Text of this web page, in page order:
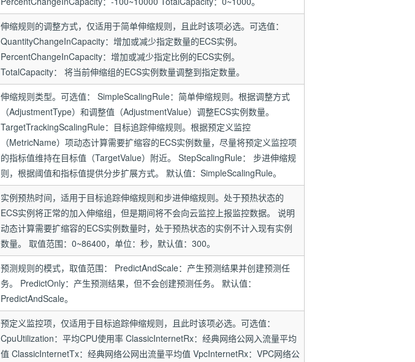
伸缩规则的调整方式，仅适用于简单伸缩规则，且此时该项必选。可选值：
QuantityChangeInCapacity：增加或减少指定数量的ECS实例。
PercentChangeInCapacity：增加或减少指定比例的ECS实例。
TotalCapacity： 将当前伸缩组的ECS实例数量调整到指定数量。
伸缩规则类型。可选值： SimpleScalingRule：简单伸缩规则。根据调整方式
（AdjustmentType）和调整值（AdjustmentValue）调整ECS实例数量。
TargetTrackingScalingRule：目标追踪伸缩规则。根据预定义监控
（MetricName）项动态计算需要扩缩容的ECS实例数量，尽量将预定义监控项
的指标值维持在目标值（TargetValue）附近。 StepScalingRule： 步进伸缩规
则，根据阈值和指标值提供分步扩展方式。 默认值：SimpleScalingRule。
实例预热时间，适用于目标追踪伸缩规则和步进伸缩规则。处于预热状态的
ECS实例将正常的加入伸缩组，但是期间将不会向云监控上报监控数据。 说明
动态计算需要扩缩容的ECS实例数量时，处于预热状态的实例不计入现有实例
数量。 取值范围：0~86400，单位：秒，默认值：300。
预测规则的模式，取值范围： PredictAndScale：产生预测结果并创建预测任
务。 PredictOnly：产生预测结果，但不会创建预测任务。 默认值：
PredictAndScale。
预定义监控项，仅适用于目标追踪伸缩规则，且此时该项必选。可选值：
CpuUtilization：平均CPU使用率 ClassicInternetRx：经典网络公网入流量平均
值 ClassicInternetTx：经典网络公网出流量平均值 VpcInternetRx：VPC网络公